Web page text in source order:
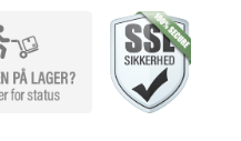
kr.